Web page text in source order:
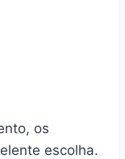
os
escolha.